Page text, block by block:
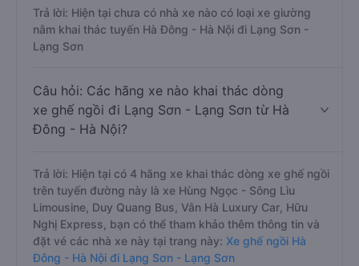
Trả lời: Hiện tại chưa có nhà xe nào có loại xe giường
nằm khai thác tuyến Hà Đông - Hà Nội đi Lạng Sơn -
Lạng Sơn
Câu hỏi: Các hãng xe nào khai thác dòng
xe ghế ngồi đi Lạng Sơn - Lạng Sơn từ Hà
Đông - Hà Nội?
Trả lời: Hiện tại có 4 hãng xe khai thác dòng xe ghế ngồi
trên tuyến đường này là xe Hùng Ngọc - Sông Lìu
Limousine, Duy Quang Bus, Vân Hà Luxury Car, Hữu
Nghị Express, bạn có thể tham khảo thêm thông tin và
đặt vé các nhà xe này tại trang này: Xe ghế ngồi Hà
Đông - Hà Nội đi Lạng Sơn - Lạng Sơn